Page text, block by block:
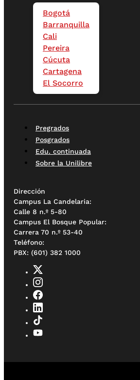
Bogotá
Barranquilla
Cali
Pereira
Cúcuta
Cartagena
El Socorro
Pregrados
Posgrados
Edu. continuada
Sobre la Unilibre
Dirección
Campus La Candelaria:
Calle 8 n.º 5-80
Campus El Bosque Popular:
Carrera 70 n.º 53-40
Teléfono:
PBX: (601) 382 1000